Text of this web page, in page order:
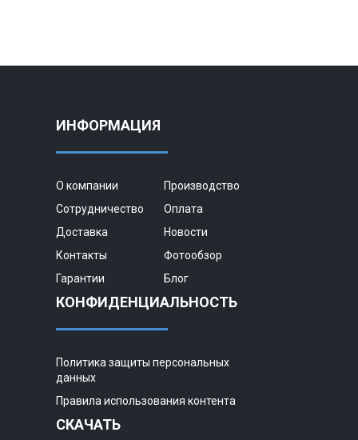
ИНФОРМАЦИЯ
О компании
Производство
Сотрудничество
Оплата
Доставка
Новости
Контакты
Фотообзор
Гарантии
Блог
КОНФИДЕНЦИАЛЬНОСТЬ
Политика защиты персональных
данных
Правила использования контента
СКАЧАТЬ